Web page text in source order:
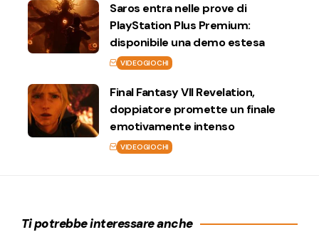
Saros entra nelle prove di
PlayStation Plus Premium:
disponibile una demo estesa
VIDEOGIOCHI
Final Fantasy VII Revelation,
doppiatore promette un finale
emotivamente intenso
VIDEOGIOCHI
Ti potrebbe interessare anche